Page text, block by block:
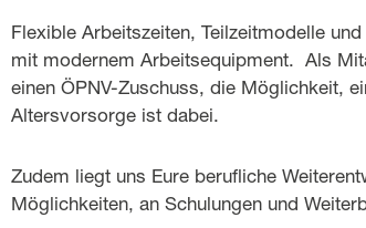
Flexible Arbeitszeiten, Teilzeitmodelle
mit modernem Arbeitsequipment. Als
einen ÖPNV-Zuschuss, die Möglichkeit,
Altersvorsorge ist dabei.
Zudem liegt uns Eure berufliche
Möglichkeiten, an Schulungen und